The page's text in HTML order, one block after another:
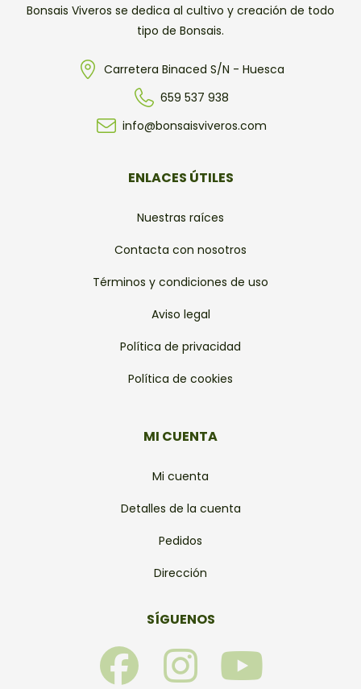
Bonsais Viveros se dedica al cultivo y creación de todo
tipo de Bonsais.
Carretera Binaced S/N - Huesca
659 537 938
info@bonsaisviveros.com
ENLACES ÚTILES
Nuestras raíces
Contacta con nosotros
Términos y condiciones de uso
Aviso legal
Política de privacidad
Política de cookies
MI CUENTA
Mi cuenta
Detalles de la cuenta
Pedidos
Dirección
SÍGUENOS
F I Y